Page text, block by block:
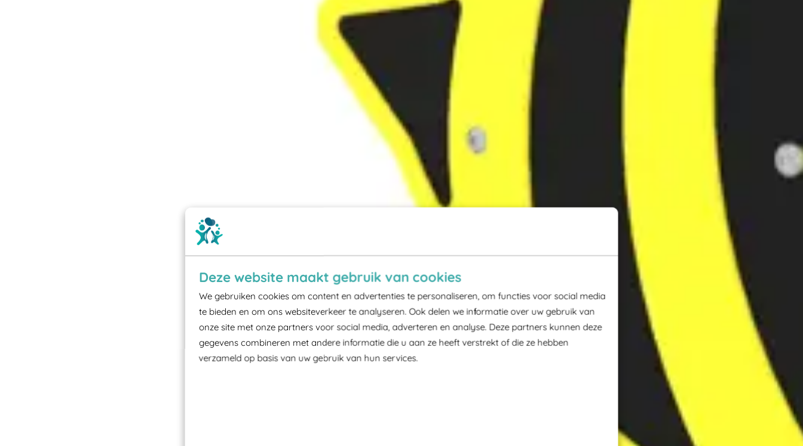
Deze website maakt gebruik van cookies
We gebruiken cookies om content en advertenties te personaliseren, om functies voor social media
te bieden en om ons websiteverkeer te analyseren. Ook delen we informatie over uw gebruik van
onze site met onze partners voor social media, adverteren en analyse. Deze partners kunnen deze
gegevens combineren met andere informatie die u aan ze heeft verstrekt of die ze hebben
verzameld op basis van uw gebruik van hun services.